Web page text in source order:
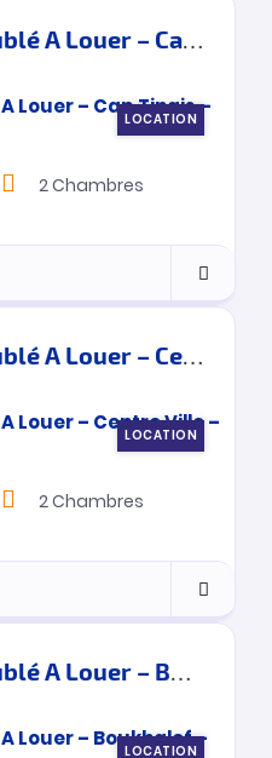
Appartement Meublé A Louer – Cap Tingis – Tanger
LOCATION
2Chambres
Appartement Meublé A Louer – Centre Ville – Tanger
LOCATION
2Chambres
Appartement Meublé A Louer – Boukhalef – Tanger
LOCATION